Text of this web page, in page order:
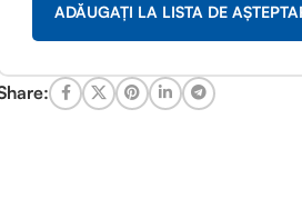
ADĂUGAȚI LA LISTA DE